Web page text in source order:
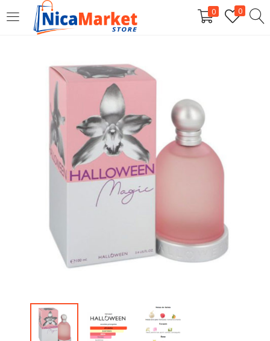
0 0
INICIAR SESIÓN
Introduzca su nombre de usuario y contraseña para iniciar
Por favor, introduce una respuesta en dígitos:
Recordarme
Olvidó la contraseña?